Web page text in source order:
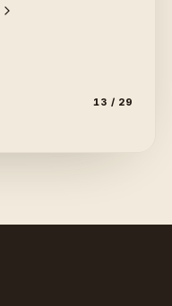
13 / 29